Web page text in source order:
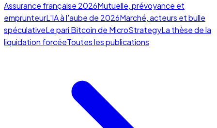
Assurance française 2026Mutuelle, prévoyance et
emprunteurL'IA à l'aube de 2026Marché, acteurs et bulle
spéculativeLe pari Bitcoin de MicroStrategyLa thèse de la
liquidation forcéeToutes les publications